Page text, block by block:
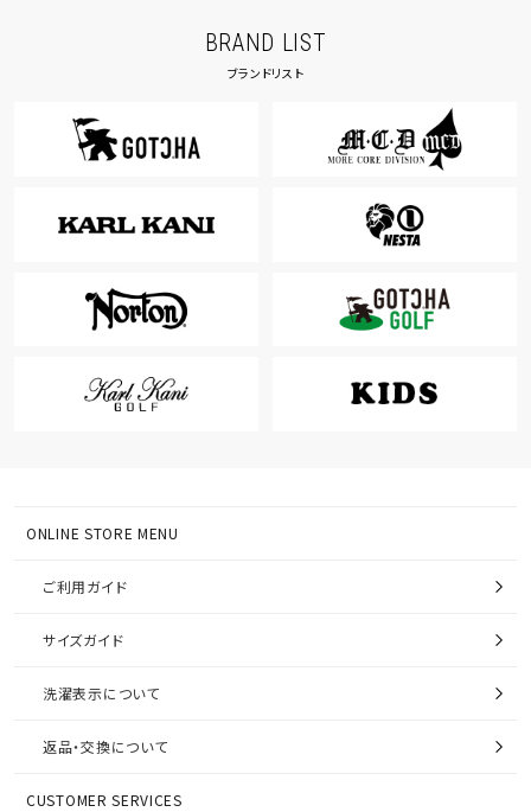
BRAND LIST
ブランドリスト
ONLINE STORE MENU
ご利用ガイド
サイズガイド
洗濯表示について
返品・交換について
CUSTOMER SERVICES